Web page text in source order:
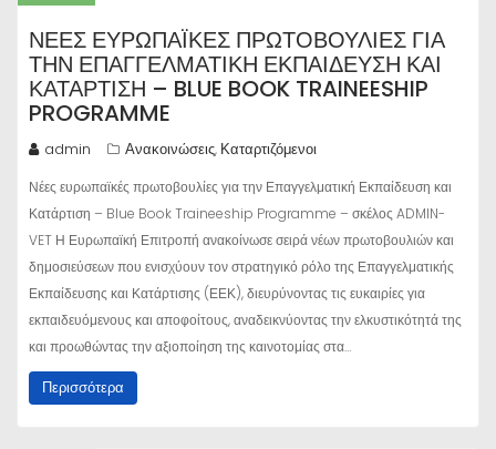
ΝΈΕΣ ΕΥΡΩΠΑΪΚΈΣ ΠΡΩΤΟΒΟΥΛΊΕΣ ΓΙΑ
ΤΗΝ ΕΠΑΓΓΕΛΜΑΤΙΚΉ ΕΚΠΑΊΔΕΥΣΗ ΚΑΙ
ΚΑΤΆΡΤΙΣΗ – BLUE BOOK TRAINEESHIP
PROGRAMME
admin Ανακοινώσεις, Καταρτιζόμενοι
Νέες ευρωπαϊκές πρωτοβουλίες για την Επαγγελματική Εκπαίδευση και
Κατάρτιση – Blue Book Traineeship Programme – σκέλος ADMIN-
VET Η Ευρωπαϊκή Επιτροπή ανακοίνωσε σειρά νέων πρωτοβουλιών και
δημοσιεύσεων που ενισχύουν τον στρατηγικό ρόλο της Επαγγελματικής
Εκπαίδευσης και Κατάρτισης (ΕΕΚ), διευρύνοντας τις ευκαιρίες για
εκπαιδευόμενους και αποφοίτους, αναδεικνύοντας την ελκυστικότητά της
και προωθώντας την αξιοποίηση της καινοτομίας στα…
Περισσότερα